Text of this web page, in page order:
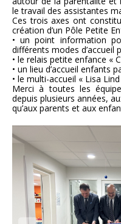
le travail des assistantes
Ces trois axes ont
création d’un Pôle Petite
• un point information
différents modes d’accueil
• le relais petite enfance «
• un lieu d’accueil enfants
• le multi-accueil « Lisa
Merci à toutes les
depuis plusieurs années,
qu’aux parents et aux